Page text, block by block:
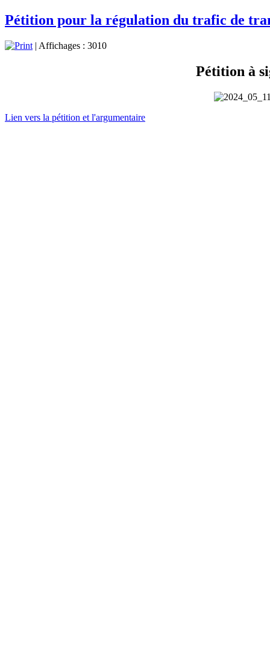
Pétition pour la régulation du trafic de
| Affichages : 3010
Pétition à
Lien vers la pétition et l'argumentaire